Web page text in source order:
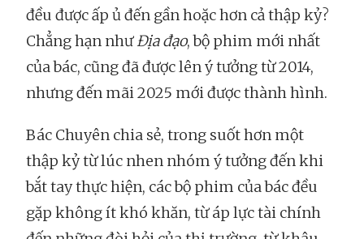
đều được ấp ủ đến gần hoặc hơn cả thập kỷ?
Chẳng hạn nhưĐịa đạo, bộ phim mới nhất
của bác, cũng đã được lên ý tưởng từ 2014,
nhưng đến mãi 2025 mới được thành hình.
Bác Chuyên chia sẻ, trong suốt hơn một
thập kỷ từ lúc nhen nhóm ý tưởng đến khi
bắt tay thực hiện, các bộ phim của bác đều
gặp không ít khó khăn, từ áp lực tài chính